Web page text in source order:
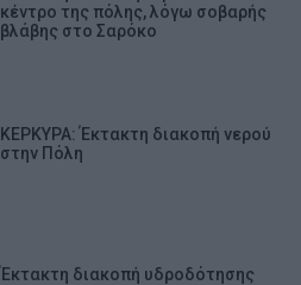
κέντρο της πόλης, λόγω σοβαρής
βλάβης στο Σαρόκο
ΚΕΡΚΥΡΑ: Έκτακτη διακοπή νερού
στην Πόλη
Έκτακτη διακοπή υδροδότησης